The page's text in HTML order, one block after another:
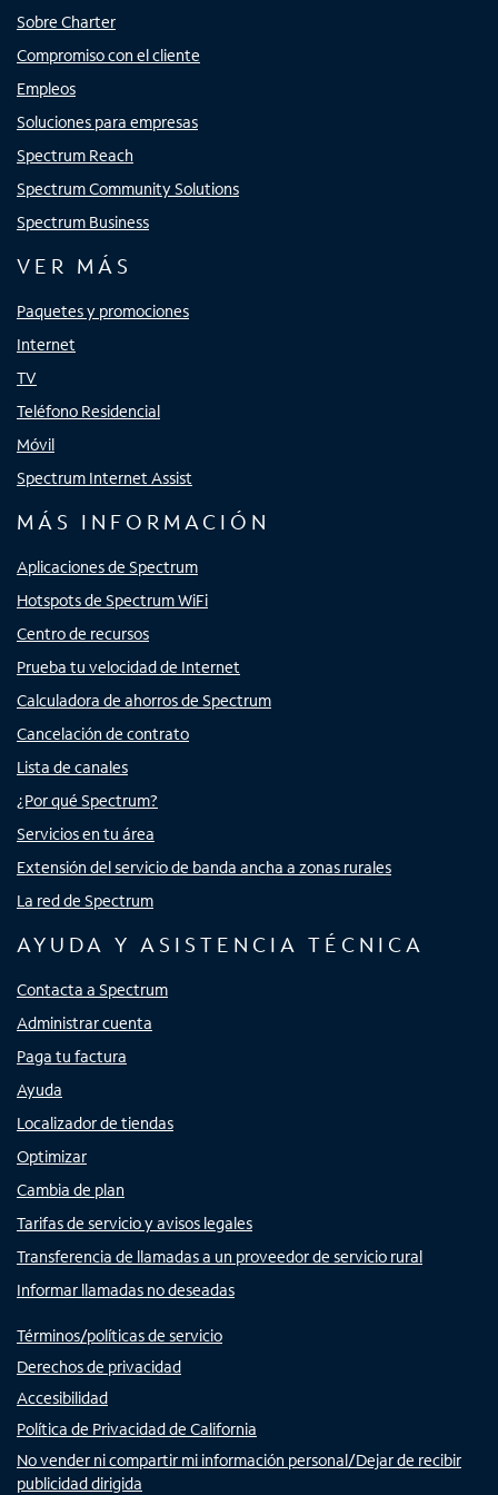
Sobre Charter
Compromiso con el cliente
Empleos
Soluciones para empresas
Spectrum Reach
Spectrum Community Solutions
Spectrum Business
VER MÁS
Paquetes y promociones
Internet
TV
Teléfono Residencial
Móvil
Spectrum Internet Assist
MÁS INFORMACIÓN
Aplicaciones de Spectrum
Hotspots de Spectrum WiFi
Centro de recursos
Prueba tu velocidad de Internet
Calculadora de ahorros de Spectrum
Cancelación de contrato
Lista de canales
¿Por qué Spectrum?
Servicios en tu área
Extensión del servicio de banda ancha a zonas rurales
La red de Spectrum
AYUDA Y ASISTENCIA TÉCNICA
Contacta a Spectrum
Administrar cuenta
Paga tu factura
Ayuda
Localizador de tiendas
Optimizar
Cambia de plan
Tarifas de servicio y avisos legales
Transferencia de llamadas a un proveedor de servicio rural
Informar llamadas no deseadas
Términos/políticas de servicio
Derechos de privacidad
Accesibilidad
Política de Privacidad de California
No vender ni compartir mi información personal/Dejar de recibir
publicidad dirigida